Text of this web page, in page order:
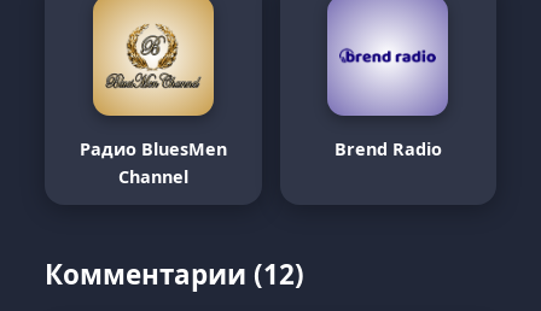
Радио BluesMen
Channel
Brend Radio
Комментарии (12)